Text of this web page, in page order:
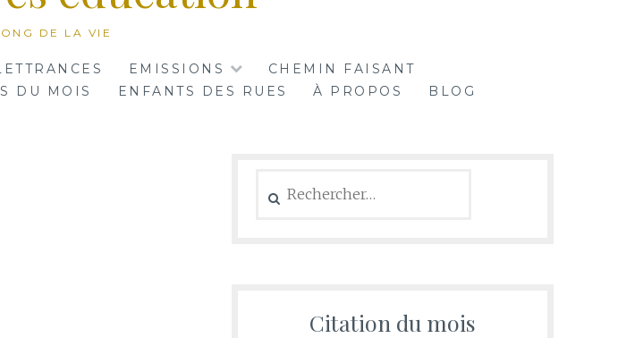
DE LA VIE
EMISSIONS
CHEMIN FAISANT
DU MOIS ENFANTS DES RUES À PROPOS BLOG
Citation du mois